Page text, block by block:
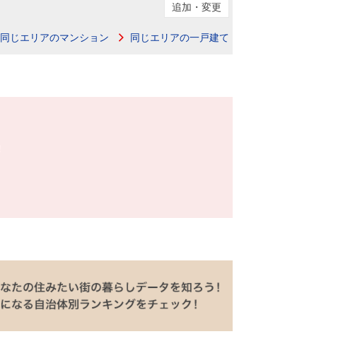
追加・変更
同じエリアのマンション 同じエリアの一戸建て